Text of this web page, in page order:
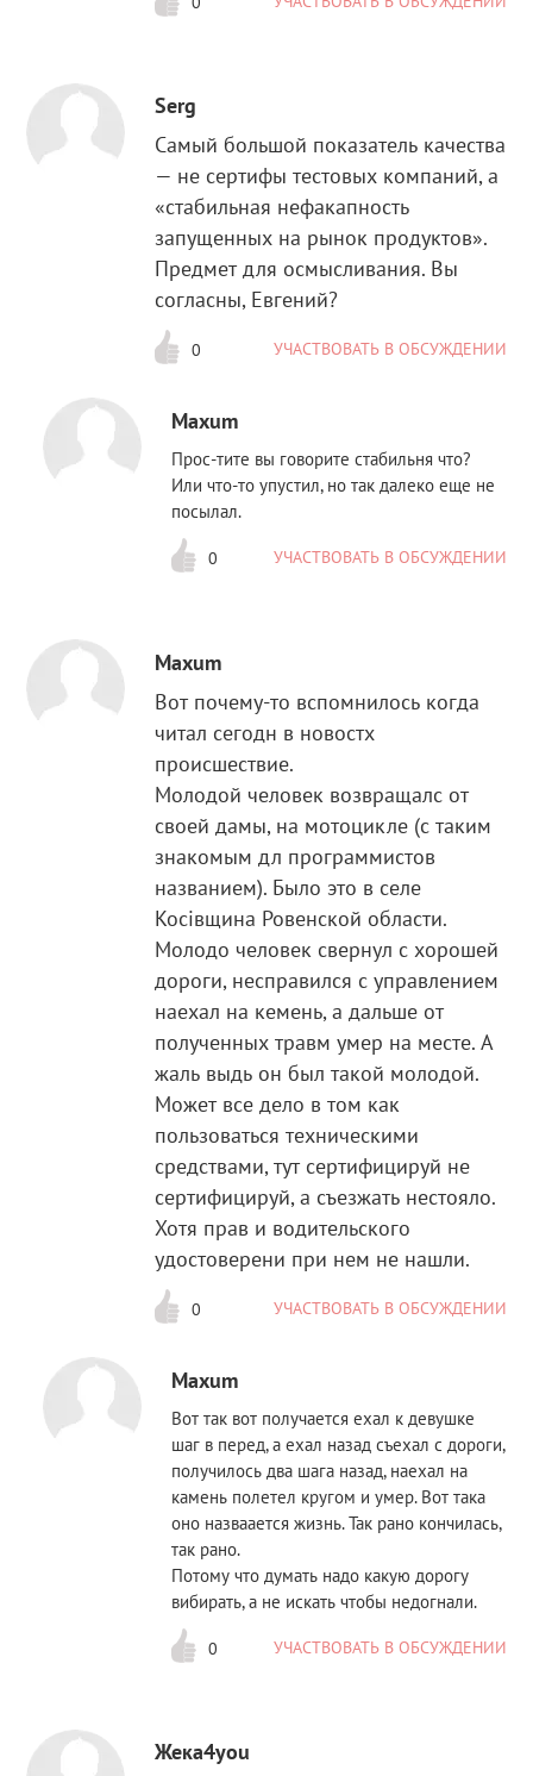
Serg
Самый большой показатель качества
— не сертифы тестовых компаний, а
«стабильная нефакапность
запущенных на рынок продуктов».
Предмет для осмысливания. Вы
согласны, Евгений?
0 УЧАСТВОВАТЬ В ОБСУЖДЕНИИ
Maxum
Прос-тите вы говорите стабильня что?
Или что-то упустил, но так далеко еще не
посылал.
0 УЧАСТВОВАТЬ В ОБСУЖДЕНИИ
Maxum
Вот почему-то вспомнилось когда
читал сегодн в новостх
происшествие.
Молодой человек возвращалс от
своей дамы, на мотоцикле (с таким
знакомым дл программистов
названием). Было это в селе
Косівщина Ровенской области.
Молодо человек свернул с хорошей
дороги, несправился с управлением
наехал на кемень, а дальше от
полученных травм умер на месте. А
жаль выдь он был такой молодой.
Может все дело в том как
пользоваться техническими
средствами, тут сертифицируй не
сертифицируй, а съезжать нестояло.
Хотя прав и водительского
удостоверени при нем не нашли.
0 УЧАСТВОВАТЬ В ОБСУЖДЕНИИ
Maxum
Вот так вот получается ехал к девушке
шаг в перед, а ехал назад съехал с дороги,
получилось два шага назад, наехал на
камень полетел кругом и умер. Вот така
оно назваается жизнь. Так рано кончилась,
так рано.
Потому что думать надо какую дорогу
вибирать, а не искать чтобы недогнали.
0 УЧАСТВОВАТЬ В ОБСУЖДЕНИИ
Жека4you